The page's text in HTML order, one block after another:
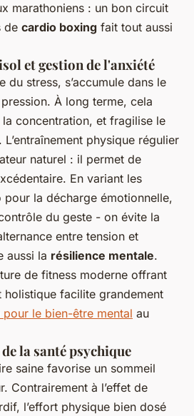
marathoniens : un bon circuit
de cardio boxing fait tout aussi
et gestion de l'anxiété
du stress, s’accumule dans le
À long terme, cela
concentration, et fragilise le
physique régulier
naturel : il permet de
En variant les
la décharge émotionnelle,
du geste - on évite la
entre tension et
aussi la résilience mentale.
de fitness moderne offrant
holistique facilite grandement
pour le bien-être mental au
la santé psychique
saine favorise un sommeil
Contrairement à l’effet de
l’effort physique bien dosé